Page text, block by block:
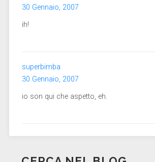
30 Gennaio, 2007
ih!
superbimba
30 Gennaio, 2007
io son qui che aspetto, eh.